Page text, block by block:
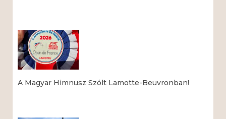
A Magyar Himnusz Szólt Lamotte-Beuvronban!